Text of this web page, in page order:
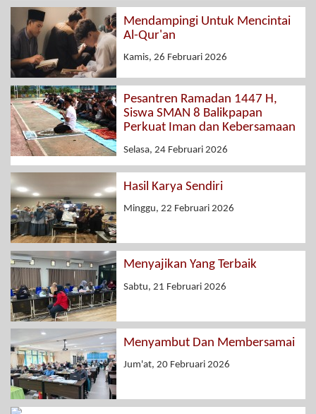
Mendampingi Untuk Mencintai
Al-Qur'an
Kamis, 26 Februari 2026
Pesantren Ramadan 1447 H,
Siswa SMAN 8 Balikpapan
Perkuat Iman dan Kebersamaan
Selasa, 24 Februari 2026
Hasil Karya Sendiri
Minggu, 22 Februari 2026
Menyajikan Yang Terbaik
Sabtu, 21 Februari 2026
Menyambut Dan Membersamai
Jum'at, 20 Februari 2026